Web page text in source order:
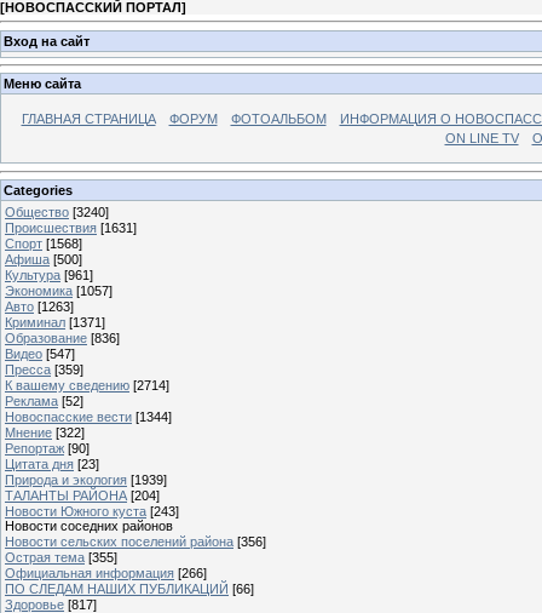
[НОВОСПАССКИЙ ПОРТАЛ]
Вход на сайт
Меню сайта
ГЛАВНАЯ СТРАНИЦА ФОРУМ ФОТОАЛЬБОМ
ИНФОРМАЦИЯ О
ON LINE TV
Categories
Общество [3240]
Происшествия [1631]
Спорт [1568]
Афиша [500]
Культура [961]
Экономика [1057]
Авто [1263]
Криминал [1371]
Образование [836]
Видео [547]
Пресса [359]
К вашему сведению [2714]
Реклама [52]
Новоспасские вести [1344]
Мнение [322]
Репортаж [90]
Цитата дня [23]
Природа и экология [1939]
ТАЛАНТЫ РАЙОНА [204]
Новости Южного куста [243]
Новости соседних районов
Новости сельских поселений района [356]
Острая тема [355]
Официальная информация [266]
ПО СЛЕДАМ НАШИХ ПУБЛИКАЦИЙ [66]
Здоровье [817]